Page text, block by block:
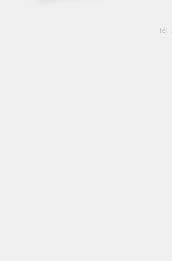
tél :